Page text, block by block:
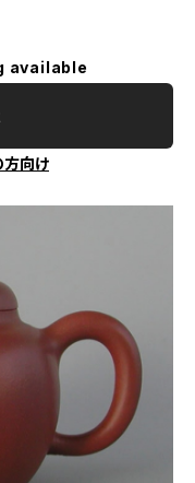
available
方向け